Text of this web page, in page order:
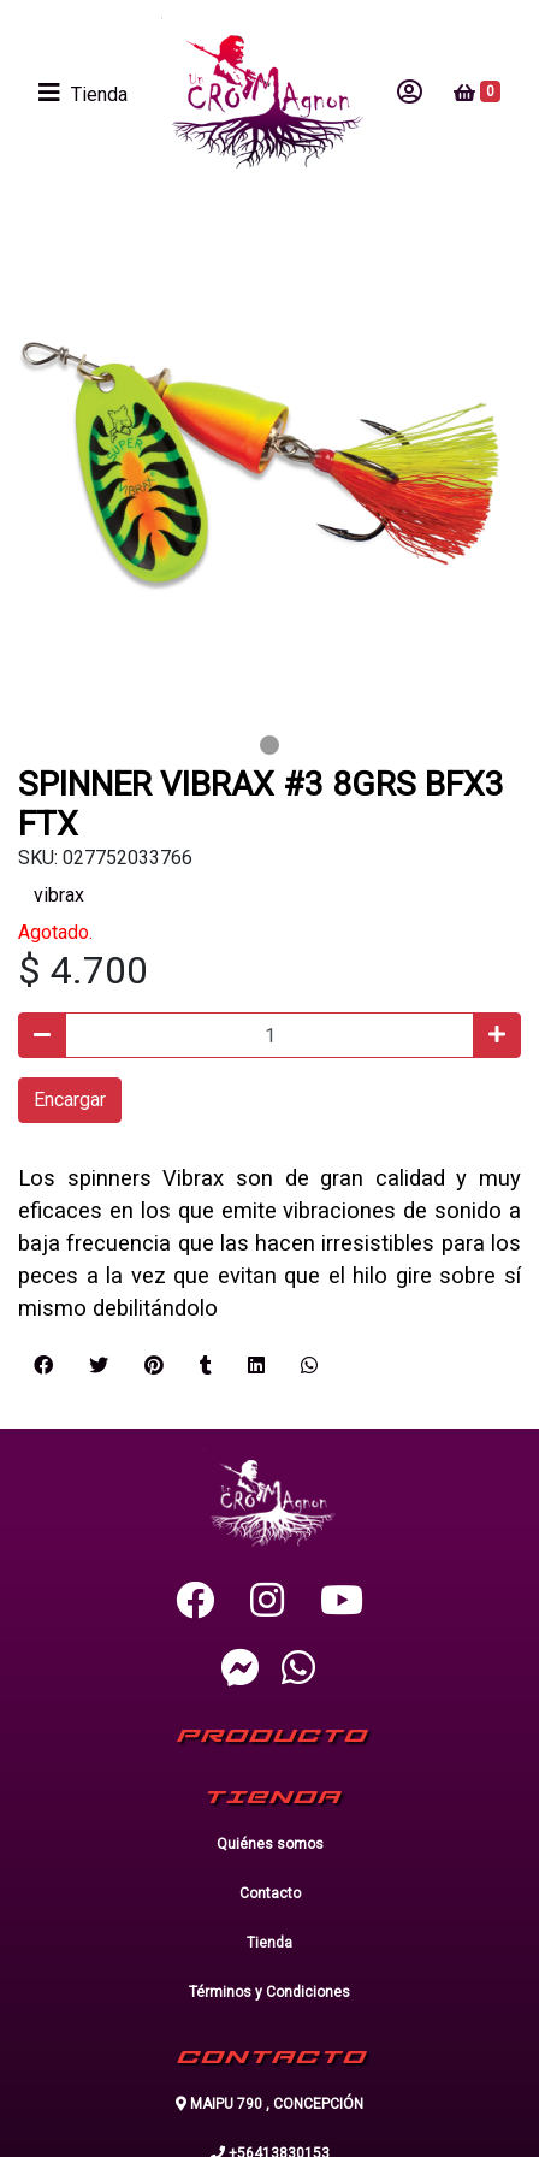
Tienda 0
SPINNER VIBRAX #3 8GRS BFX3
FTX
SKU: 027752033766
vibrax
Agotado.
$ 4.700
Encargar
Los spinners Vibrax son de gran calidad y muy
eficaces en los que emite vibraciones de sonido a
baja frecuencia que las hacen irresistibles para los
peces a la vez que evitan que el hilo gire sobre sí
mismo debilitándolo
PRODUCTO
TIENDA
Quiénes somos
Contacto
Tienda
Términos y Condiciones
CONTACTO
MAIPU 790 , CONCEPCIÓN
+56413830153